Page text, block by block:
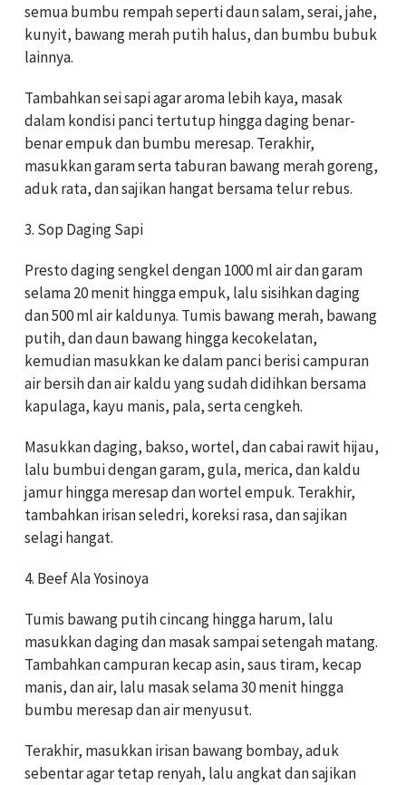
semua bumbu rempah seperti daun salam, serai, jahe,
kunyit, bawang merah putih halus, dan bumbu bubuk
lainnya.
Tambahkan sei sapi agar aroma lebih kaya, masak
dalam kondisi panci tertutup hingga daging benar-
benar empuk dan bumbu meresap. Terakhir,
masukkan garam serta taburan bawang merah goreng,
aduk rata, dan sajikan hangat bersama telur rebus.
3. Sop Daging Sapi
Presto daging sengkel dengan 1000 ml air dan garam
selama 20 menit hingga empuk, lalu sisihkan daging
dan 500 ml air kaldunya. Tumis bawang merah, bawang
putih, dan daun bawang hingga kecokelatan,
kemudian masukkan ke dalam panci berisi campuran
air bersih dan air kaldu yang sudah didihkan bersama
kapulaga, kayu manis, pala, serta cengkeh.
Masukkan daging, bakso, wortel, dan cabai rawit hijau,
lalu bumbui dengan garam, gula, merica, dan kaldu
jamur hingga meresap dan wortel empuk. Terakhir,
tambahkan irisan seledri, koreksi rasa, dan sajikan
selagi hangat.
4. Beef Ala Yosinoya
Tumis bawang putih cincang hingga harum, lalu
masukkan daging dan masak sampai setengah matang.
Tambahkan campuran kecap asin, saus tiram, kecap
manis, dan air, lalu masak selama 30 menit hingga
bumbu meresap dan air menyusut.
Terakhir, masukkan irisan bawang bombay, aduk
sebentar agar tetap renyah, lalu angkat dan sajikan